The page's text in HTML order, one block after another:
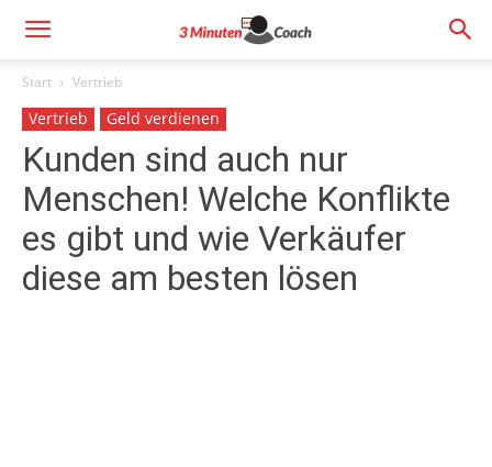
Start Vertrieb
Vertrieb Geld verdienen
Kunden sind auch nur
Menschen! Welche Konflikte
es gibt und wie Verkäufer
diese am besten lösen